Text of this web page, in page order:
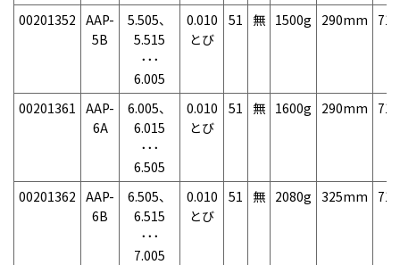
00201352 AAP-
5B
5.505、
5.515
･･･
6.005
0.010
とび
51 無 1500g 290mm
00201361 AAP-
6A
6.005、
6.015
･･･
6.505
0.010
とび
51 無 1600g 290mm
00201362 AAP-
6B
6.505、
6.515
･･･
7.005
0.010
とび
51 無 2080g 325mm